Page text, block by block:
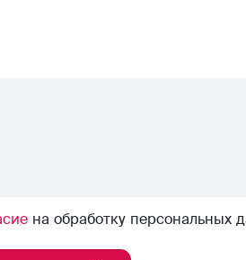
на обработку персональных